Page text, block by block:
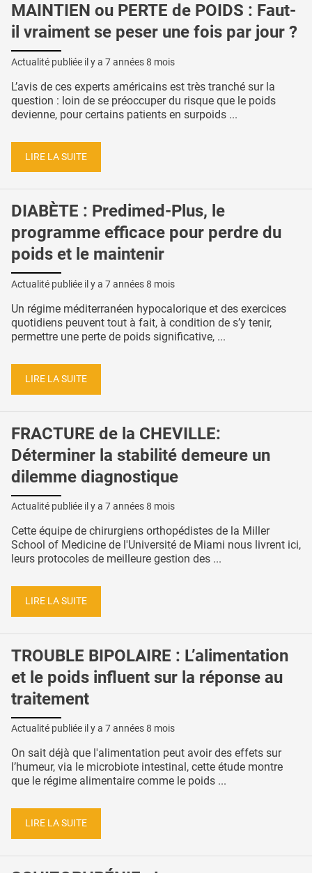
MAINTIEN ou PERTE de POIDS : Faut-
il vraiment se peser une fois par jour ?
Actualité publiée il y a 7 années 8 mois
L’avis de ces experts américains est très tranché sur la
question : loin de se préoccuper du risque que le poids
devienne, pour certains patients en surpoids ...
LIRE LA SUITE
DIABÈTE : Predimed-Plus, le
programme efficace pour perdre du
poids et le maintenir
Actualité publiée il y a 7 années 8 mois
Un régime méditerranéen hypocalorique et des exercices
quotidiens peuvent tout à fait, à condition de s’y tenir,
permettre une perte de poids significative, ...
LIRE LA SUITE
FRACTURE de la CHEVILLE:
Déterminer la stabilité demeure un
dilemme diagnostique
Actualité publiée il y a 7 années 8 mois
Cette équipe de chirurgiens orthopédistes de la Miller
School of Medicine de l'Université de Miami nous livrent ici,
leurs protocoles de meilleure gestion des ...
LIRE LA SUITE
TROUBLE BIPOLAIRE : L’alimentation
et le poids influent sur la réponse au
traitement
Actualité publiée il y a 7 années 8 mois
On sait déjà que l'alimentation peut avoir des effets sur
l’humeur, via le microbiote intestinal, cette étude montre
que le régime alimentaire comme le poids ...
LIRE LA SUITE